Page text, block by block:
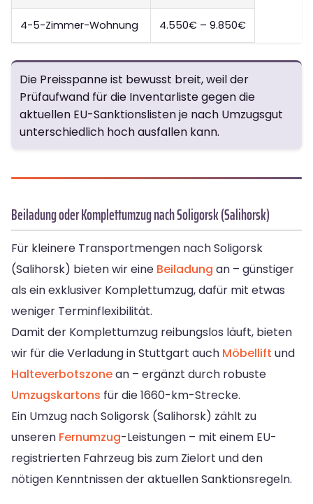
4-5-Zimmer-Wohnung 4.550€ – 9.850€
Die Preisspanne ist bewusst breit, weil der
Prüfaufwand für die Inventarliste gegen die
aktuellen EU-Sanktionslisten je nach Umzugsgut
unterschiedlich hoch ausfallen kann.
Beiladung oder Komplettumzug nach Soligorsk (Salihorsk)
Für kleinere Transportmengen nach Soligorsk
(Salihorsk) bieten wir eine Beiladung an – günstiger
als ein exklusiver Komplettumzug, dafür mit etwas
weniger Terminflexibilität.
Damit der Komplettumzug reibungslos läuft, bieten
wir für die Verladung in Stuttgart auch Möbellift und
Halteverbotszonean – ergänzt durch robuste
Umzugskartons für die 1660-km-Strecke.
Ein Umzug nach Soligorsk (Salihorsk) zählt zu
unseren Fernumzug-Leistungen – mit einem EU-
registrierten Fahrzeug bis zum Zielort und den
nötigen Kenntnissen der aktuellen Sanktionsregeln.